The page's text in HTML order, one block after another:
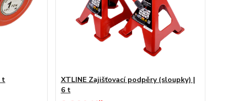
t
XTLINE Zajišťovací podpěry (sloupky) |
6 t